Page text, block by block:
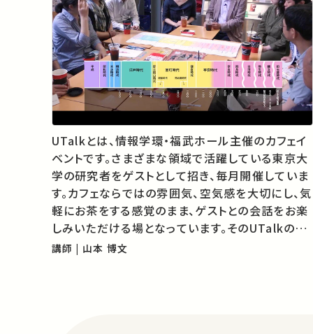
UTalkとは、情報学環・福武ホール主催のカフェイ
ベントです。さまざまな領域で活躍している東京大
学の研究者をゲストとして招き、毎月開催していま
す。カフェならではの雰囲気、空気感を大切にし、気
軽にお茶をする感覚のまま、ゲストとの会話をお楽
しみいただける場となっています。そのUTalkの第
100回を記念して、2016年7月9日に開催された
講師 | 山本 博文